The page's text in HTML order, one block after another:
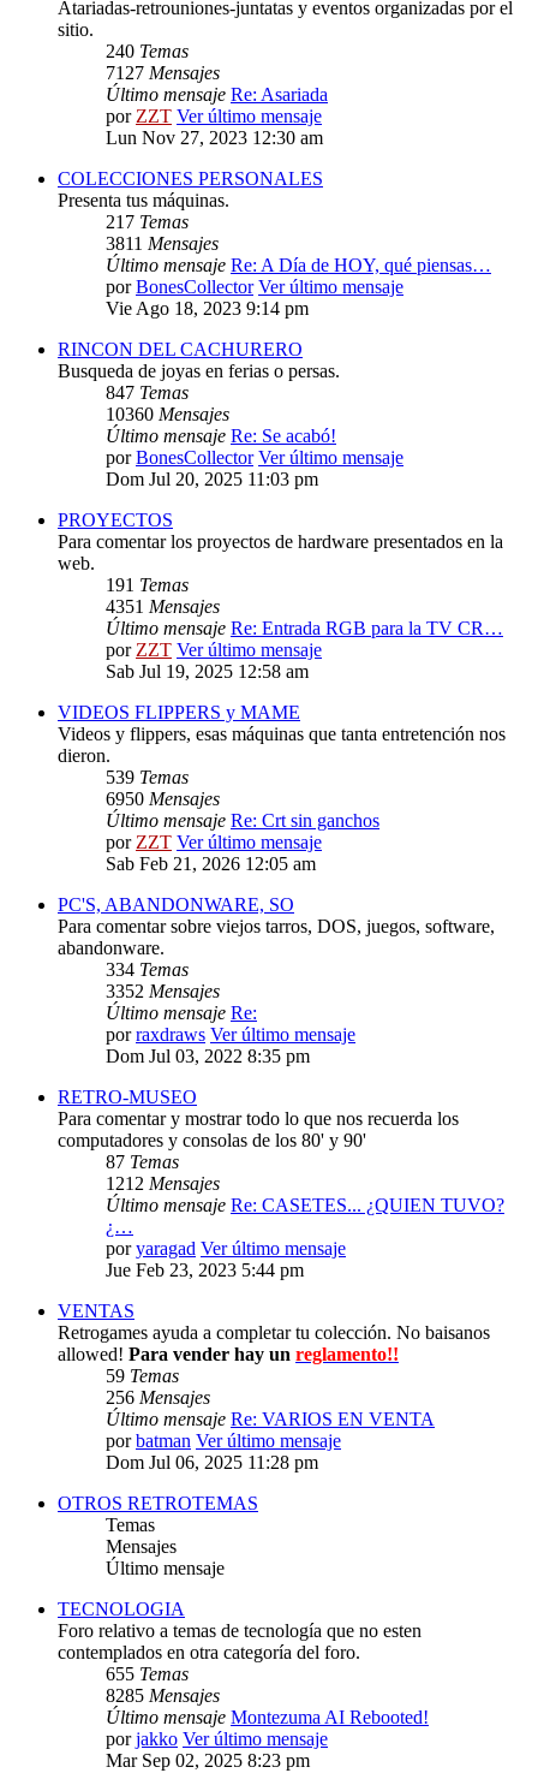
Atariadas-retrouniones-juntatas y eventos organizadas por el
sitio.
240 Temas
7127 Mensajes
Último mensaje Re: Asariada
porZZT Ver último mensaje
Lun Nov 27, 2023 12:30 am
COLECCIONES PERSONALES
Presenta tus máquinas.
217 Temas
3811 Mensajes
Último mensaje Re: A Día de HOY, qué piensas…
porBonesCollector Ver último mensaje
Vie Ago 18, 2023 9:14 pm
RINCON DEL CACHURERO
Busqueda de joyas en ferias o persas.
847 Temas
10360 Mensajes
Último mensaje Re: Se acabó!
porBonesCollector Ver último mensaje
Dom Jul 20, 2025 11:03 pm
PROYECTOS
Para comentar los proyectos de hardware presentados en la
web.
191 Temas
4351 Mensajes
Último mensaje Re: Entrada RGB para la TV CR…
porZZT Ver último mensaje
Sab Jul 19, 2025 12:58 am
VIDEOS FLIPPERS y MAME
Videos y flippers, esas máquinas que tanta entretención nos
dieron.
539 Temas
6950 Mensajes
Último mensaje Re: Crt sin ganchos
porZZT Ver último mensaje
Sab Feb 21, 2026 12:05 am
PC'S, ABANDONWARE, SO
Para comentar sobre viejos tarros, DOS, juegos, software,
abandonware.
334 Temas
3352 Mensajes
Último mensaje Re:
porraxdraws Ver último mensaje
Dom Jul 03, 2022 8:35 pm
RETRO-MUSEO
Para comentar y mostrar todo lo que nos recuerda los
computadores y consolas de los 80' y 90'
87 Temas
1212 Mensajes
Último mensaje Re: CASETES... ¿QUIEN TUVO?
¿…
poryaragad Ver último mensaje
Jue Feb 23, 2023 5:44 pm
VENTAS
Retrogames ayuda a completar tu colección. No baisanos
allowed! Para vender hay un reglamento!!
59 Temas
256 Mensajes
Último mensaje Re: VARIOS EN VENTA
porbatman Ver último mensaje
Dom Jul 06, 2025 11:28 pm
OTROS RETROTEMAS
Temas
Mensajes
Último mensaje
TECNOLOGIA
Foro relativo a temas de tecnología que no esten
contemplados en otra categoría del foro.
655 Temas
8285 Mensajes
Último mensaje Montezuma AI Rebooted!
porjakko Ver último mensaje
Mar Sep 02, 2025 8:23 pm